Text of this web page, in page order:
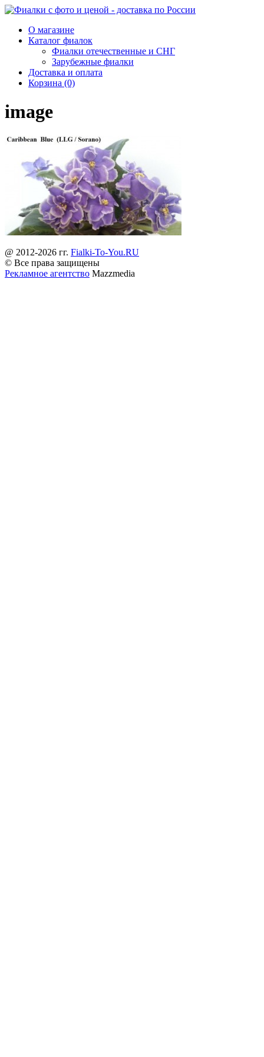
О магазине
Каталог фиалок
Фиалки отечественные и СНГ
Зарубежные фиалки
Доставка и оплата
Корзина (0)
image
@ 2012-2026 гг. Fialki-To-You.RU
© Все права защищены
Рекламное агентство Mazzmedia